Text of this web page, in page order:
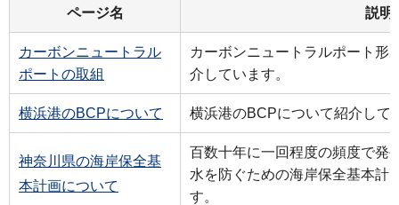
ページ名 説明
カーボンニュートラル
ポートの取組
カーボンニュートラルポート形
介しています。
横浜港のBCPについて 横浜港のBCPについて紹介して
神奈川県の海岸保全基
本計画について
百数十年に一回程度の頻度で発
水を防ぐための海岸保全基本計
す。